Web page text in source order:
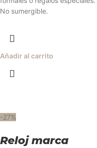
No sumergible.
Añadir al carrito
-27%
Reloj marca